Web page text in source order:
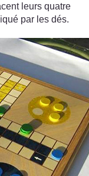
leurs quatre
par les dés.